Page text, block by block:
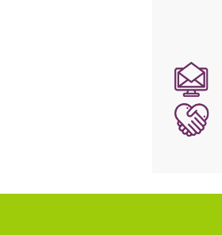
ganzen
ist
Oft
Frage